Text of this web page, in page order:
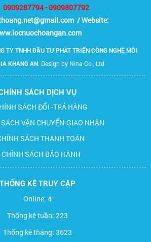
0909287794 - 0909807792
/ Website:
TY TNHH ĐẦU TƯ PHÁT TRIỂN CÔNG NGHỆ MÔI
KHANG AN. Design by Nina Co., Ltd
SÁCH DỊCH VỤ
SÁCH ĐỔI -TRẢ HÀNG
VẬN CHUYỂN-GIAO NHẬN
SÁCH THANH TOÁN
CHÍNH SÁCH BẢO HÀNH
THỐNG KÊ TRUY CẬP
Online: 4
Thống kê tuần: 223
Thống kê tháng: 3623